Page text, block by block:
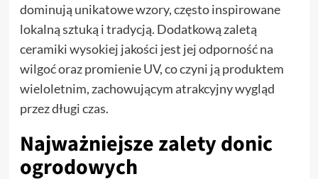
dominują unikatowe wzory, często inspirowane
lokalną sztuką i tradycją. Dodatkową zaletą
ceramiki wysokiej jakości jest jej odporność na
wilgoć oraz promienie UV, co czyni ją produktem
wieloletnim, zachowującym atrakcyjny wygląd
przez długi czas.
Najważniejsze zalety donic
ogrodowych